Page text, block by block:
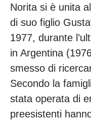
Norita si è unita
di suo figlio
1977, durante
in Argentina
smesso di
Secondo la
stata operata di
preesistenti